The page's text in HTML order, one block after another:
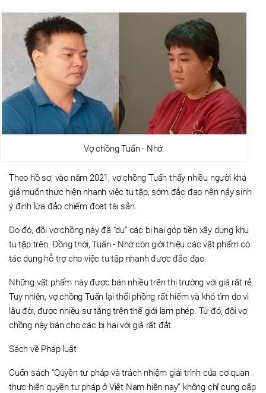
Vợ chồng Tuấn - Nhớ.
Theo hồ sơ, vào năm 2021, vợ chồng Tuấn thấy nhiều người khá
giả muốn thực hiện nhanh việc tu tập, sớm đắc đạo nên nảy sinh
ý định lừa đảo chiếm đoạt tài sản.
Do đó, đôi vợ chồng này đã "dụ" các bị hại góp tiền xây dựng khu
tu tập trên. Đồng thời, Tuấn - Nhớ còn giới thiệu các vật phẩm có
tác dụng hỗ trợ cho việc tu tập nhanh được đắc đạo.
Những vật phẩm này được bán nhiều trên thị trường với giá rất rẻ.
Tuy nhiên, vợ chồng Tuấn lại thổi phồng rất hiếm và khó tìm do vì
lâu đời, được nhiều sư tăng trên thế giới làm phép. Từ đó, đôi vợ
chồng này bán cho các bị hại với giá rất đắt.
Sách về Pháp luật
Cuốn sách "Quyền tư pháp và trách nhiệm giải trình của cơ quan
thực hiện quyền tư pháp ở Việt Nam hiện nay” không chỉ cung cấp